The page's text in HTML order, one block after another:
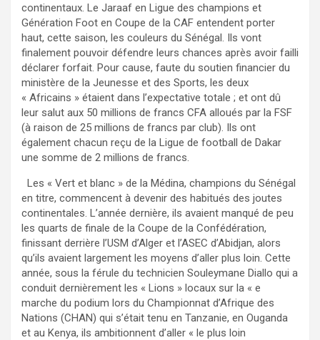
continentaux. Le Jaraaf en Ligue des champions et
Génération Foot en Coupe de la CAF entendent porter
haut, cette saison, les couleurs du Sénégal. Ils vont
finalement pouvoir défendre leurs chances après avoir failli
déclarer forfait. Pour cause, faute du soutien financier du
ministère de la Jeunesse et des Sports, les deux
« Africains » étaient dans l’expectative totale ; et ont dû
leur salut aux 50 millions de francs CFA alloués par la FSF
(à raison de 25 millions de francs par club). Ils ont
également chacun reçu de la Ligue de football de Dakar
une somme de 2 millions de francs.
Les « Vert et blanc » de la Médina, champions du Sénégal
en titre, commencent à devenir des habitués des joutes
continentales. L’année dernière, ils avaient manqué de peu
les quarts de finale de la Coupe de la Confédération,
finissant derrière l’USM d’Alger et l’ASEC d’Abidjan, alors
qu’ils avaient largement les moyens d’aller plus loin. Cette
année, sous la férule du technicien Souleymane Diallo qui a
conduit dernièrement les « Lions » locaux sur la « e
marche du podium lors du Championnat d’Afrique des
Nations (CHAN) qui s’était tenu en Tanzanie, en Ouganda
et au Kenya, ils ambitionnent d’aller « le plus loin